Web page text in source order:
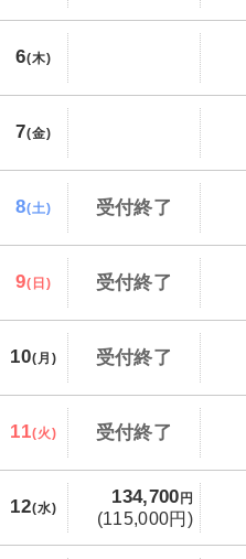
6(木)
7(金)
8(土) 受付終了
9(日) 受付終了
10(月) 受付終了
11(火) 受付終了
12(水)
134,700 円
(115,000円)